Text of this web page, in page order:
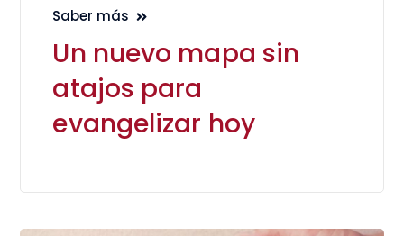
Saber más
Un nuevo mapa sin
atajos para
evangelizar hoy